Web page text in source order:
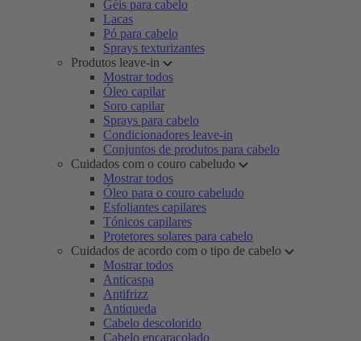
Géis para cabelo
Lacas
Pó para cabelo
Sprays texturizantes
Produtos leave-in
Mostrar todos
Óleo capilar
Soro capilar
Sprays para cabelo
Condicionadores leave-in
Conjuntos de produtos para cabelo
Cuidados com o couro cabeludo
Mostrar todos
Óleo para o couro cabeludo
Esfoliantes capilares
Tónicos capilares
Protetores solares para cabelo
Cuidados de acordo com o tipo de cabelo
Mostrar todos
Anticaspa
Antifrizz
Antiqueda
Cabelo descolorido
Cabelo encaracolado